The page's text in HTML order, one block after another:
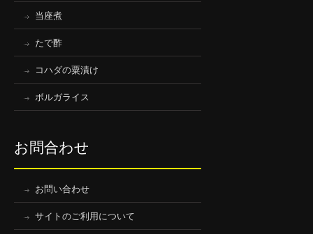
当座煮
たで酢
コハダの粟漬け
ボルガライス
お問合わせ
お問い合わせ
サイトのご利用について